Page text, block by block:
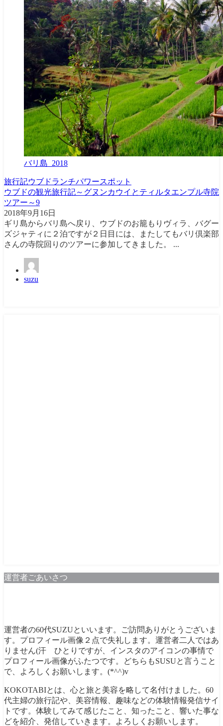
バリ島_2018
旅行記ウブドランチパワースポット
ウブドの観光旅行記～グヌンカウイとティルタエンプル寺院
ツアー～9
2018年9月16日
ギリ島からバリ島へ戻り、ウブドのお籠もりヴィラ、バグー
ズジャティに２泊ですが２日目には、またしてもバリ倶楽部
さんの寺院回りのツアーに参加してきました。 ...
suzu
運営者ごあいさつ
運営者の60代SUZUといいます。ご訪問ありがとうございま
す。プロフィール画像２点で失礼します。運営者二人ではあ
りません(汗 ひとりですが、インスタのアイコンの事情で
プロフィール画像がふたつです。どちらもSUSUと言うこと
で、よろしくお願いします。(*^^)v
KOKOTABIとは、心と旅と美容を略して名付けました。60
代主婦の旅行記や、美容情報、趣味などの体験情報発信サイ
トです。体験してみて感じたこと、知ったこと、響いた事な
どを紹介、発信していきます。よろしくお願いします。